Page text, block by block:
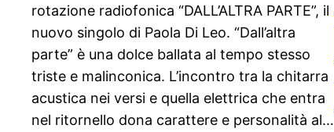
rotazione radiofonica “DALL’ALTRA PARTE”, il
nuovo singolo di Paola Di Leo. “Dall’altra
parte” è una dolce ballata al tempo stesso
triste e malinconica. L’incontro tra la chitarra
acustica nei versi e quella elettrica che entra
nel ritornello dona carattere e personalità al…